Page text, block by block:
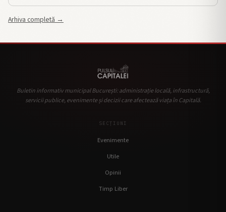
Arhiva completă →
Buletin informativ municipal București: administrație locală, infrastructură,
servicii publice, evenimente și decizii care afectează viața în Capitală.
SECȚIUNI
Evenimente
Utile
Opinii
Timp Liber